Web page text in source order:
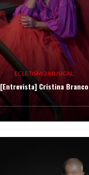
ECLETISMO MUSICAL
[Entrevista] Cristina Branco